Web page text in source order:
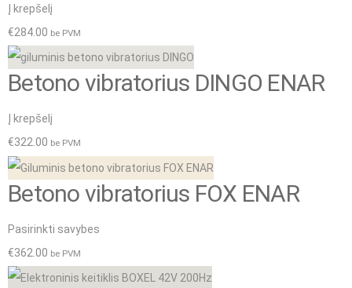
the
product
page
Į krepšelį
€284.00 be PVM
Betono vibratorius DINGO ENAR
Į krepšelį
€322.00 be PVM
Betono vibratorius FOX ENAR
Pasirinkti savybes
has
€362.00 be PVM